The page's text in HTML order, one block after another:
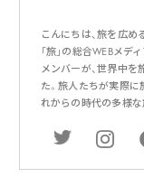
こんにちは、旅を広
「旅」の総合WEBメ
メンバーが、世界中
た。旅人たちが実際に
れからの時代の多様な